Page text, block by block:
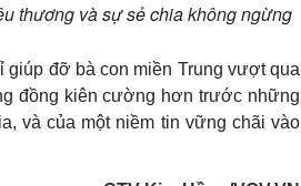
thương và sự sẻ chia không ngừng
giúp đỡ bà con miền Trung vượt qua
đồng kiên cường hơn trước những
và của một niềm tin vững chãi vào